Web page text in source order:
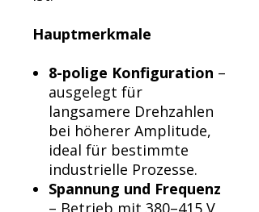
Hauptmerkmale
8-polige Konfiguration –
ausgelegt für
langsamere Drehzahlen
bei höherer Amplitude,
ideal für bestimmte
industrielle Prozesse.
Spannung und Frequenz
– Betrieb mit 380–415 V,